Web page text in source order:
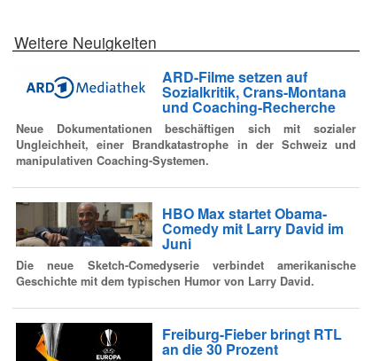
Weitere Neuigkeiten
ARD-Filme setzen auf
Sozialkritik, Crans-Montana
und Coaching-Recherche
Neue Dokumentationen beschäftigen sich mit sozialer
Ungleichheit, einer Brandkatastrophe in der Schweiz und
manipulativen Coaching-Systemen.
HBO Max startet Obama-
Comedy mit Larry David im
Juni
Die neue Sketch-Comedyserie verbindet amerikanische
Geschichte mit dem typischen Humor von Larry David.
Freiburg-Fieber bringt RTL
an die 30 Prozent